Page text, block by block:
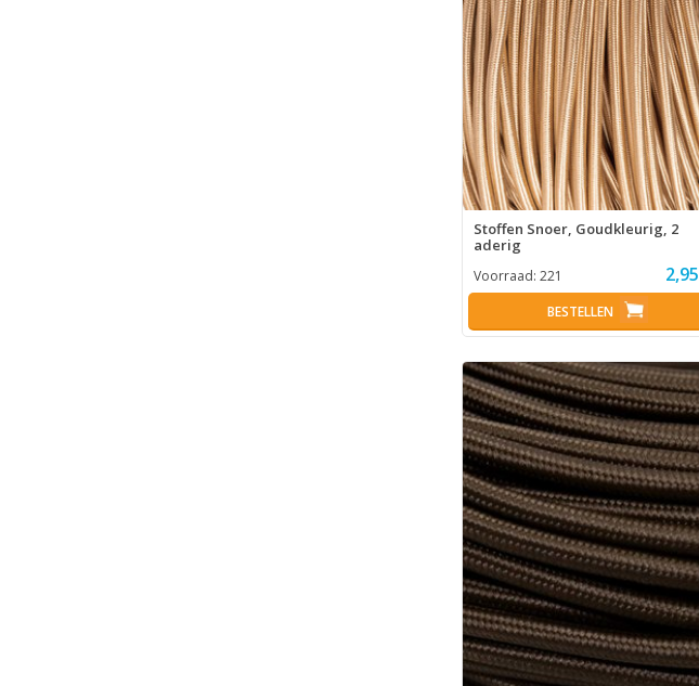
Stoffen Snoer, Goudkleurig, 2
aderig
Voorraad: 221 2,95
BESTELLEN